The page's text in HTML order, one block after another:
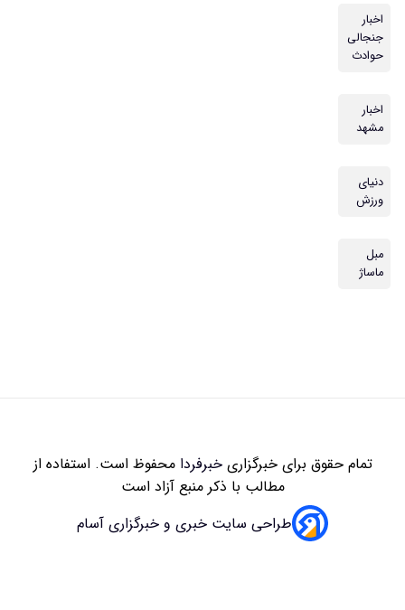
اخبار
جنجالی
حوادث
اخبار
مشهد
دنیای
ورزش
مبل
ماساژ
تمام حقوق برای خبرگزاریخبرفردامحفوظ است. استفاده از
مطالب با ذکر منبع آزاد است
طراحی سایت خبری و خبرگزاری آسام